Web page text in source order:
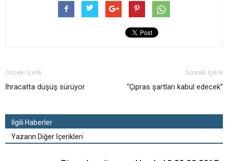
Önceki İçerik
İhracatta düşüş sürüyor
Sonraki İçerik
“Çipras şartları kabul edecek”
İlgili Haberler
Yazarın Diğer İçerikleri